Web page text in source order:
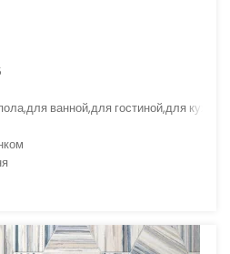
ванной,для гостиной,для кухни